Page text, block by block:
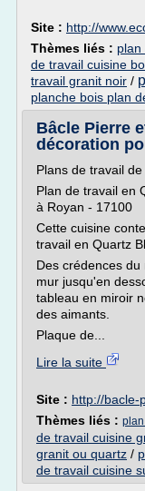
Site : http://
Thèmes liés : plan
de travail cuisine
travail granit noir /
planche bois plan
Bâcle Pierre
décoration
Plans de travail
Plan de travail en
à Royan - 17100
Cette cuisine
travail en Quartz
Des crédences
mur jusqu'en
tableau en miroir
des aimants.
Plaque de...
Lire la suite
Site : http://bacle-
Thèmes liés :
de travail cuisine
granit ou quartz /
de travail cuisine